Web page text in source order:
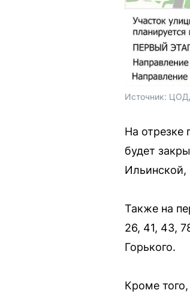
Источник:
На отрезке
будет
Ильинской,
Также на
26, 41, 43,
Горького.
Кроме